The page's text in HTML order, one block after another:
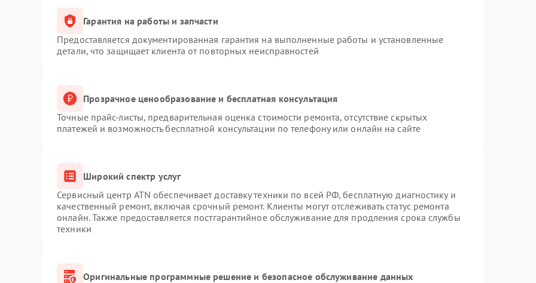
Гарантия на работы и запчасти
Предоставляется документированная гарантия на выполненные работы и установленные
детали, что защищает клиента от повторных неисправностей
Прозрачное ценообразование и бесплатная консультация
Точные прайс-листы, предварительная оценка стоимости ремонта, отсутствие скрытых
платежей и возможность бесплатной консультации по телефону или онлайн на сайте
Широкий спектр услуг
Сервисный центр ATN обеспечивает доставку техники по всей РФ, бесплатную диагностику и
качественный ремонт, включая срочный ремонт. Клиенты могут отслеживать статус ремонта
онлайн. Также предоставляется постгарантийное обслуживание для продления срока службы
техники
Оригинальные программные решение и безопасное обслуживание данных